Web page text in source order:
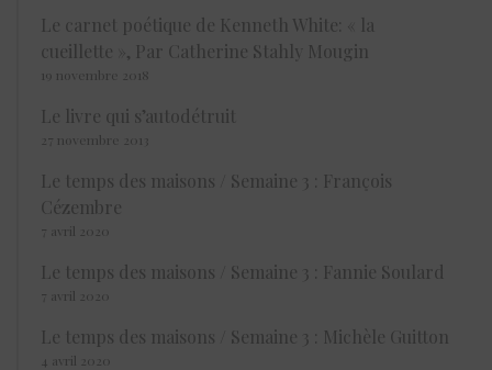
Le carnet poétique de Kenneth White: « la
cueillette », Par Catherine Stahly Mougin
19 novembre 2018
Le livre qui s’autodétruit
27 novembre 2013
Le temps des maisons / Semaine 3 : François
Cézembre
7 avril 2020
Le temps des maisons / Semaine 3 : Fannie Soulard
7 avril 2020
Le temps des maisons / Semaine 3 : Michèle Guitton
4 avril 2020